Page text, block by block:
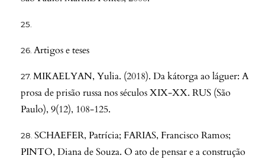
Artigos e teses
MIKAELYAN, Yulia. (2018). Da kátorga ao láguer: A
prosa de prisão russa nos séculos XIX-XX. RUS (São
Paulo), 9(12), 108-125.
SCHAEFER, Patrícia; FARIAS, Francisco Ramos;
PINTO, Diana de Souza. O ato de pensar e a construção